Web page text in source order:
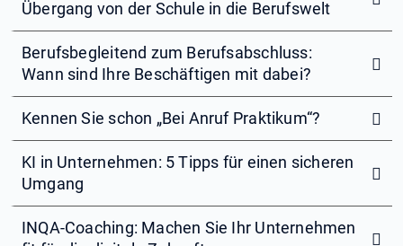
Übergang von der Schule in die Berufswelt
Berufsbegleitend zum Berufsabschluss:
Wann sind Ihre Beschäftigen mit dabei?
Kennen Sie schon „Bei Anruf Praktikum“?
KI in Unternehmen: 5 Tipps für einen sicheren
Umgang
INQA-Coaching: Machen Sie Ihr Unternehmen